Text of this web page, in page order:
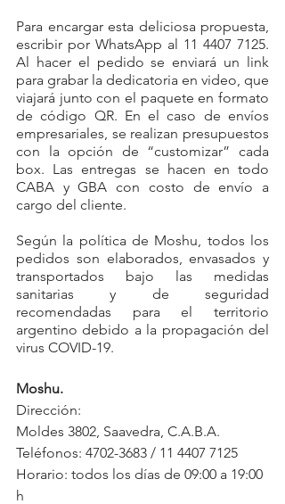
Para encargar esta deliciosa propuesta,
escribir por WhatsApp al 11 4407 7125.
Al hacer el pedido se enviará un link
para grabar la dedicatoria en video, que
viajará junto con el paquete en formato
de código QR. En el caso de envíos
empresariales, se realizan presupuestos
con la opción de “customizar” cada
box. Las entregas se hacen en todo
CABA y GBA con costo de envío a
cargo del cliente.
Según la política de Moshu, todos los
pedidos son elaborados, envasados y
transportados bajo las medidas
sanitarias y de seguridad
recomendadas para el territorio
argentino debido a la propagación del
virus COVID-19.
Moshu.
Dirección:
Moldes 3802, Saavedra, C.A.B.A.
Teléfonos: 4702-3683 / 11 4407 7125
Horario: todos los días de 09:00 a 19:00
h